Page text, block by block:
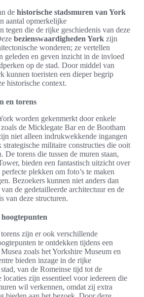
de historische stadsmuren van York
aantal opmerkelijke
tegen die de rijke geschiedenis van deze
bezienswaardigheden York zijn
wonderen; ze vertellen
geleden en geven inzicht in de invloed
op de stad. Door middel van
kunnen toeristen een dieper begrip
historische context.
en torens
worden gekenmerkt door enkele
de Micklegate Bar en de Bootham
niet alleen indrukwekkende ingangen
strategische militaire constructies die ooit
De torens die tussen de muren staan,
bieden een fantastisch uitzicht over
plekken om foto’s te maken
Bezoekers kunnen niet anders dan
de gedetailleerde architectuur en de
van deze structuren.
zijn er ook verschillende
te ontdekken tijdens een
zoals het Yorkshire Museum en
bieden inzage in de rijke
van de Romeinse tijd tot de
zijn essentieel voor iedereen die
wil verkennen, omdat zij extra